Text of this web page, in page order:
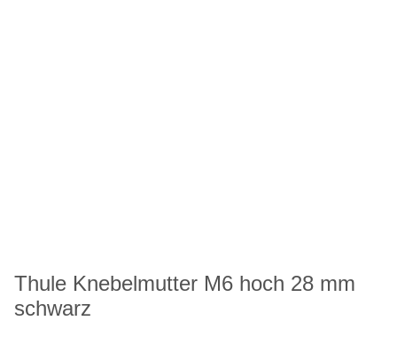
Thule Knebelmutter M6 hoch 28 mm
schwarz